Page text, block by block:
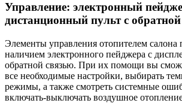
Управление: электронный
дистанционный пульт с
Элементы управления отопителем салона
наличием электронного пейджера с
обратной связью. При их помощи вы
все необходимые настройки, выбирать
режимы, а также смотреть системные
включать-выключать воздушное